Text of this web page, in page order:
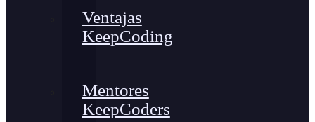
Ventajas
KeepCoding
Mentores
KeepCoders